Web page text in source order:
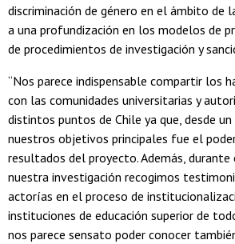
discriminación de género en el ámbito de
a una profundización en los modelos de
de procedimientos de investigación y
“Nos parece indispensable compartir los
con las comunidades universitarias y
distintos puntos de Chile ya que, desde
nuestros objetivos principales fue el
resultados del proyecto. Además,
nuestra investigación recogimos
actorías en el proceso de
instituciones de educación superior de
nos parece sensato poder conocer